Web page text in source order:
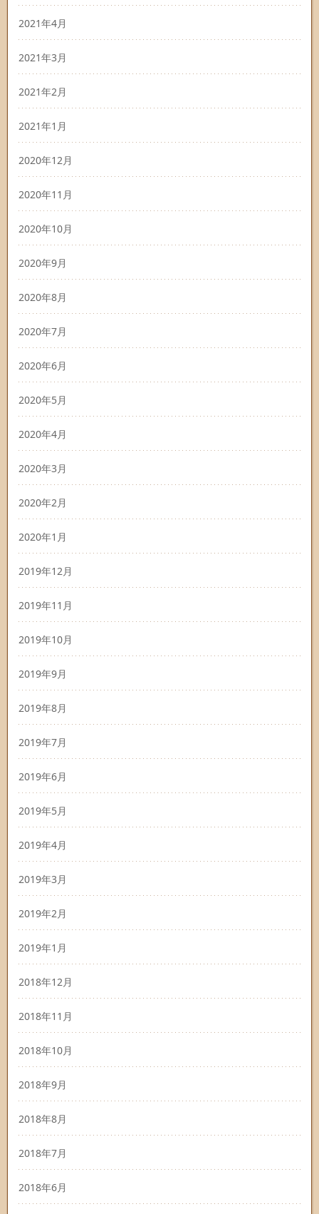
2021年4月
2021年3月
2021年2月
2021年1月
2020年12月
2020年11月
2020年10月
2020年9月
2020年8月
2020年7月
2020年6月
2020年5月
2020年4月
2020年3月
2020年2月
2020年1月
2019年12月
2019年11月
2019年10月
2019年9月
2019年8月
2019年7月
2019年6月
2019年5月
2019年4月
2019年3月
2019年2月
2019年1月
2018年12月
2018年11月
2018年10月
2018年9月
2018年8月
2018年7月
2018年6月